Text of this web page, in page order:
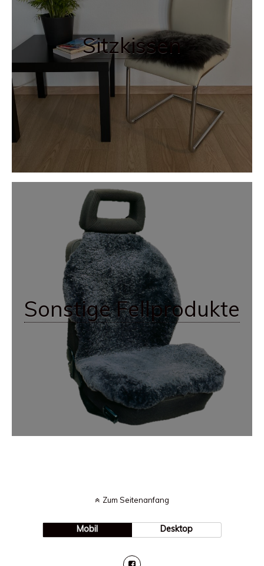
Sitzkissen
Sonstige Fellprodukte
Zum Seitenanfang
Mobil Desktop